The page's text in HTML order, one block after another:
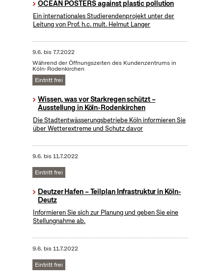
OCEAN POSTERS against plastic pollution
Ein internationales Studierendenprojekt unter der
Leitung von Prof. h.c. mult. Helmut Langer
9.6. bis7.7.2022
Während der Öffnungszeiten des Kundenzentrums in
Köln-Rodenkirchen
Eintritt frei
Wissen, was vor Starkregen schützt –
Ausstellung in Köln-Rodenkirchen
Die Stadtentwässerungsbetriebe Köln informieren Sie
über Wetterextreme und Schutz davor
9.6. bis11.7.2022
Eintritt frei
Deutzer Hafen – Teilplan Infrastruktur in Köln-
Deutz
Informieren Sie sich zur Planung und geben Sie eine
Stellungnahme ab.
9.6. bis11.7.2022
Eintritt frei